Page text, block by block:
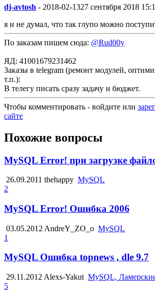
dj-avtosh - 2018-02-1327 сентября 2018
я и не думал, что так глупо можно
По заказам пишем сюда: @Rud00y
ЯД: 41001679231462
Заказы в telegram (ремонт модулей,
т.п.):
В телегу писать сразу задачу и бюджет.
Чтобы комментировать - войдите или
сайте
Похожие вопросы
MySQL Error! при загрузке
26.09.2011 thehappy MySQL
2
MySQL Error! Ошибка 2006
03.05.2012 AndreY_ZO_o MySQL
1
MySQL Ошибка topnews , dle 9.7
29.11.2012 Alexs-Yakut MySQL,
5